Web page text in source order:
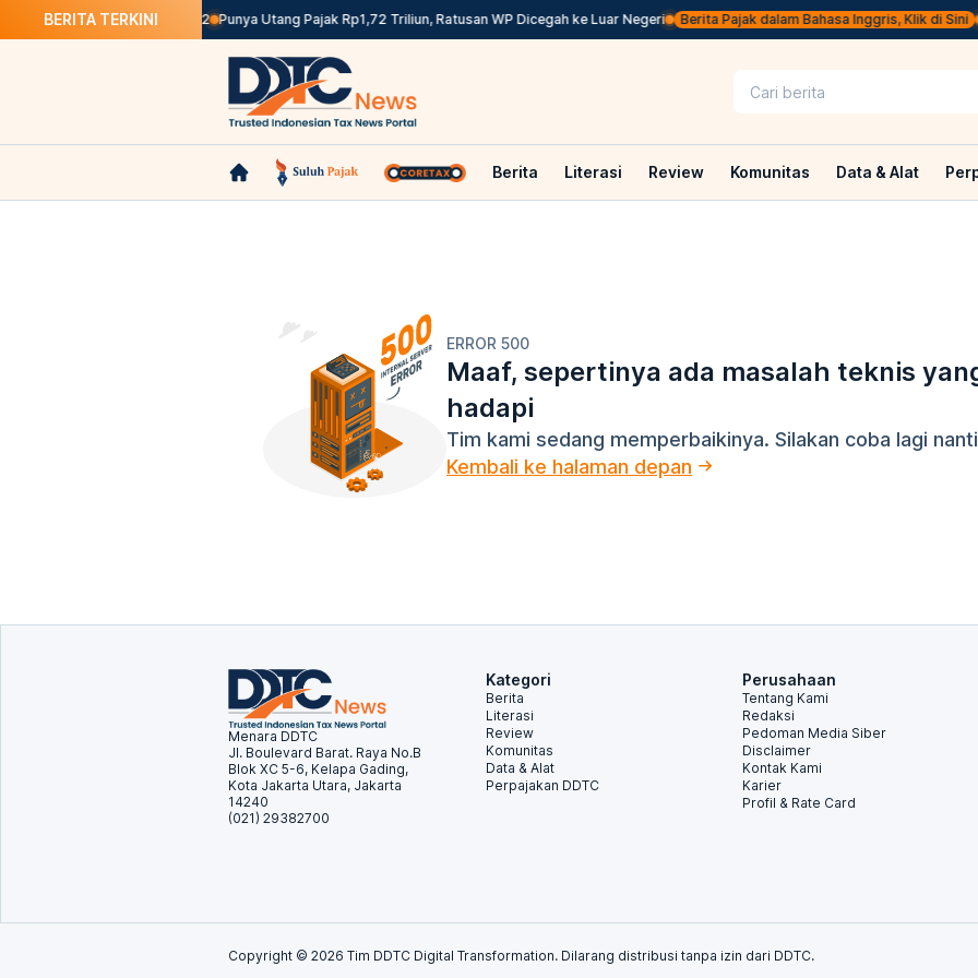
BERITA TERKINI
Pemungutan PPh Pasal 22 Punya Utang Pajak Rp1,72 Triliun, Ratusan WP Dicegah ke Luar Negeri Berita Pajak dalam Bahasa Inggris, Klik di Sini
Berita Literasi Review Komunitas Data & Alat
ERROR 500
Maaf, sepertinya ada masalah teknis
hadapi
Tim kami sedang memperbaikinya. Silakan coba lagi
Kembali ke halaman depan
Menara DDTC
Jl. Boulevard Barat. Raya No.B
Blok XC 5-6, Kelapa Gading,
Kota Jakarta Utara, Jakarta
14240
(021) 29382700
Kategori
Berita
Literasi
Review
Komunitas
Data & Alat
Perpajakan DDTC
Perusahaan
Tentang Kami
Redaksi
Pedoman Media Siber
Disclaimer
Kontak Kami
Karier
Profil & Rate Card
Copyright © 2026 Tim DDTC Digital Transformation. Dilarang distribusi tanpa izin dari DDTC.